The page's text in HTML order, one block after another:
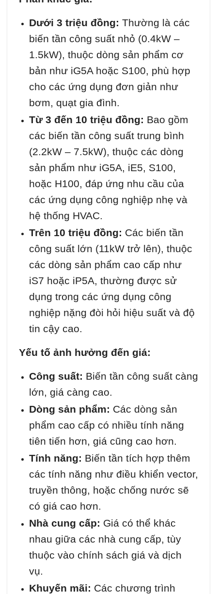
Dưới 3 triệu đồng: Thường là các
biến tần công suất nhỏ (0.4kW –
1.5kW), thuộc dòng sản phẩm cơ
bản như iG5A hoặc S100, phù hợp
cho các ứng dụng đơn giản như
bơm, quạt gia đình.
Từ 3 đến 10 triệu đồng: Bao gồm
các biến tần công suất trung bình
(2.2kW – 7.5kW), thuộc các dòng
sản phẩm như iG5A, iE5, S100,
hoặc H100, đáp ứng nhu cầu của
các ứng dụng công nghiệp nhẹ và
hệ thống HVAC.
Trên 10 triệu đồng: Các biến tần
công suất lớn (11kW trở lên), thuộc
các dòng sản phẩm cao cấp như
iS7 hoặc iP5A, thường được sử
dụng trong các ứng dụng công
nghiệp nặng đòi hỏi hiệu suất và độ
tin cậy cao.
Yếu tố ảnh hưởng đến giá:
Công suất: Biến tần công suất càng
lớn, giá càng cao.
Dòng sản phẩm: Các dòng sản
phẩm cao cấp có nhiều tính năng
tiên tiến hơn, giá cũng cao hơn.
Tính năng: Biến tần tích hợp thêm
các tính năng như điều khiển vector,
truyền thông, hoặc chống nước sẽ
có giá cao hơn.
Nhà cung cấp: Giá có thể khác
nhau giữa các nhà cung cấp, tùy
thuộc vào chính sách giá và dịch
vụ.
Khuyến mãi: Các chương trình